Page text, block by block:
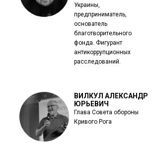
Украины,
предприниматель,
основатель
благотворительного
фонда. Фигурант
антикоррупционных
расследований.
ВИЛКУЛ АЛЕКСАНДР
ЮРЬЕВИЧ
Глава Совета обороны
Кривого Рога